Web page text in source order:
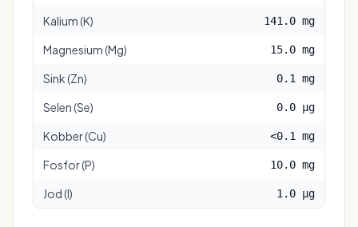
Kalium (K) 141.0 mg
Magnesium (Mg) 15.0 mg
Sink (Zn) 0.1 mg
Selen (Se) 0.0 µg
Kobber (Cu) <0.1 mg
Fosfor (P) 10.0 mg
Jod (I) 1.0 µg